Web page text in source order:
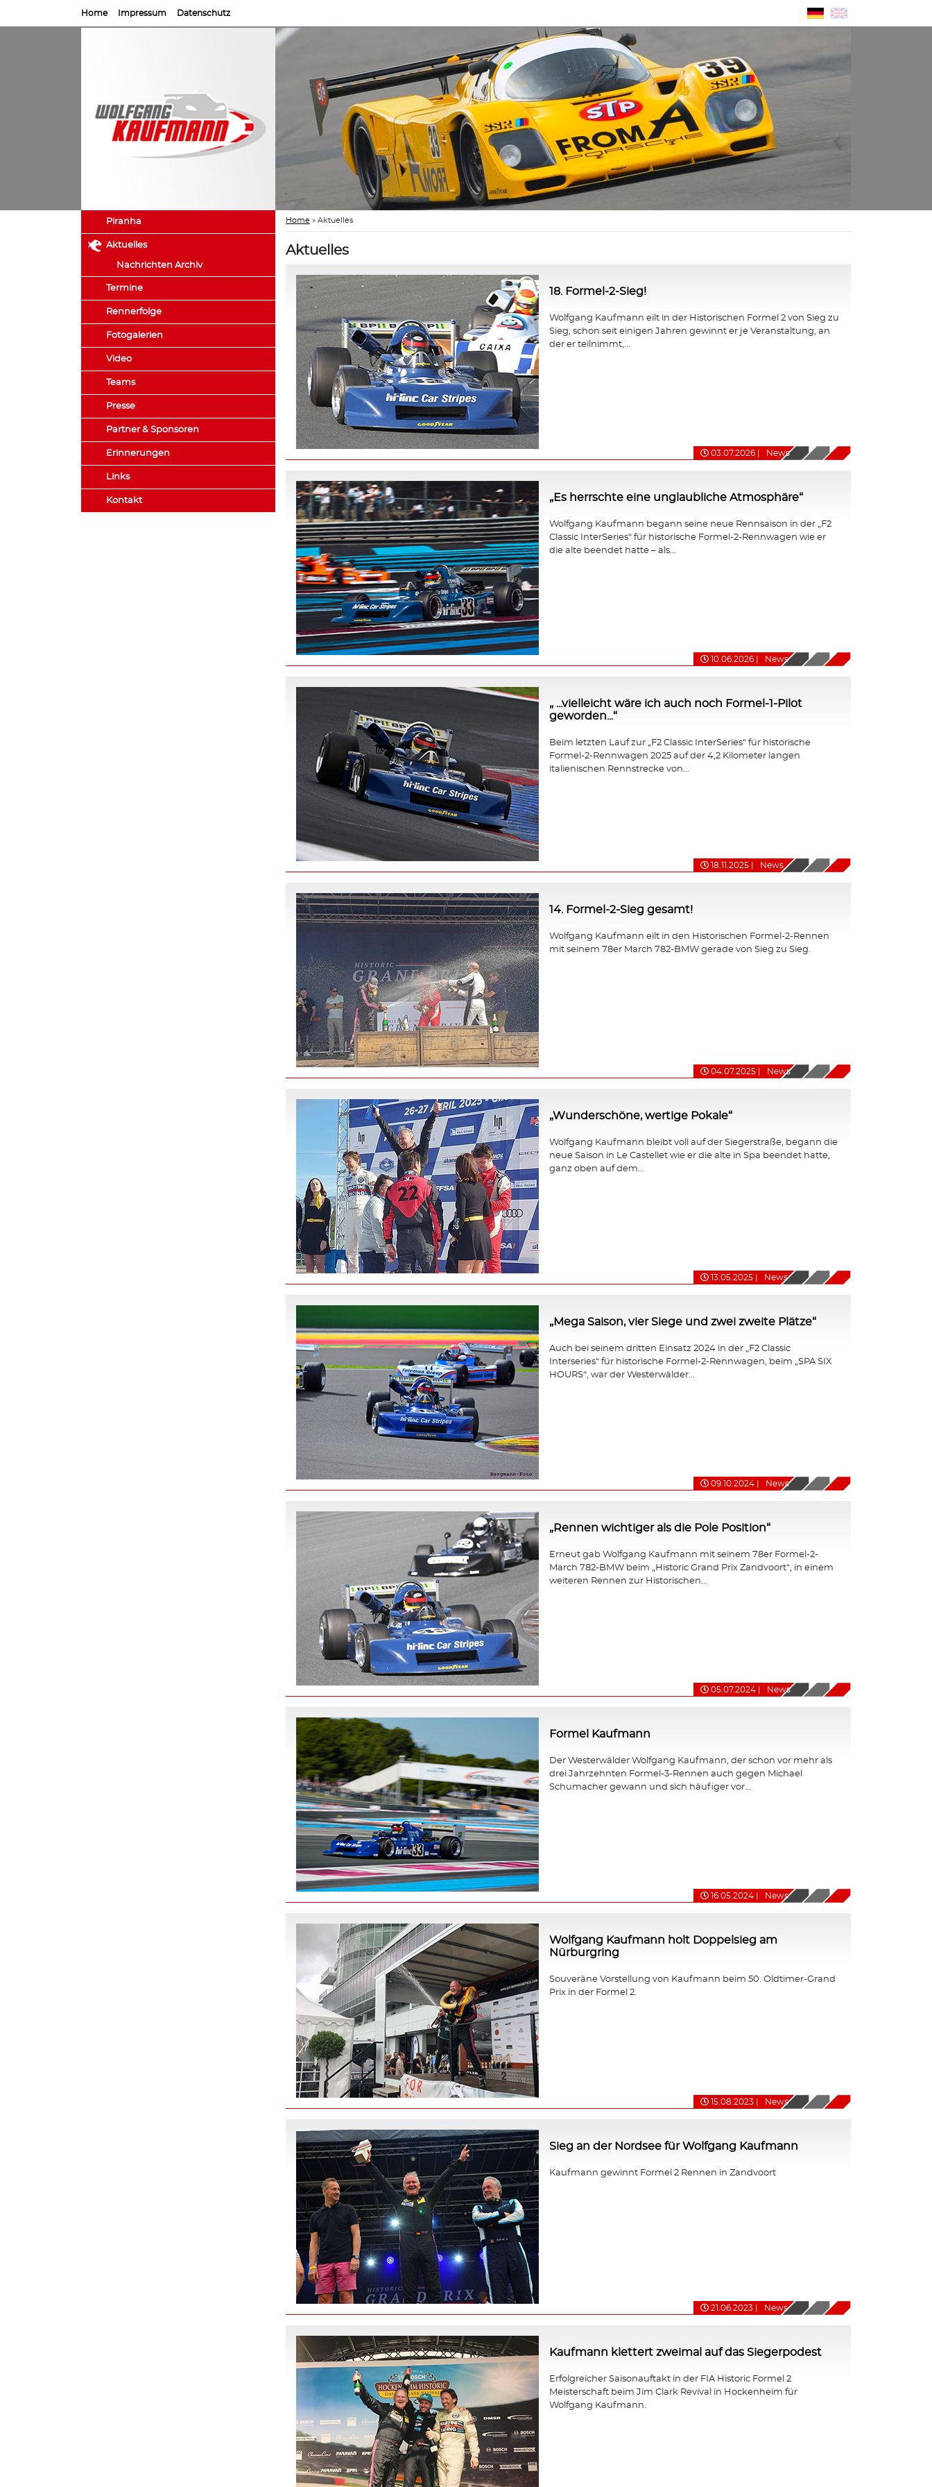
Home Impressum Datenschutz
Piranha
Aktuelles
Nachrichten Archiv
Termine
Rennerfolge
Fotogalerien
Video
Teams
Presse
Partner & Sponsoren
Erinnerungen
Links
Kontakt
Home » Aktuelles
Aktuelles
18. Formel-2-Sieg!
Wolfgang Kaufmann eilt in der Historischen Formel 2 von Sieg zu
Sieg, schon seit einigen Jahren gewinnt er je Veranstaltung, an
der er teilnimmt,...
03.07.2026 News
„Es herrschte eine unglaubliche Atmosphäre“
Wolfgang Kaufmann begann seine neue Rennsaison in der „F2
Classic InterSeries“ für historische Formel-2-Rennwagen wie er
die alte beendet hatte – als...
10.06.2026 News
„ ...vielleicht wäre ich auch noch Formel-1-Pilot
geworden...“
Beim letzten Lauf zur „F2 Classic InterSeries“ für historische
Formel-2-Rennwagen 2025 auf der 4,2 Kilometer langen
italienischen Rennstrecke von...
18.11.2025 News
14. Formel-2-Sieg gesamt!
Wolfgang Kaufmann eilt in den Historischen Formel-2-Rennen
mit seinem 78er March 782-BMW gerade von Sieg zu Sieg.
04.07.2025 News
„Wunderschöne, wertige Pokale“
Wolfgang Kaufmann bleibt voll auf der Siegerstraße, begann die
neue Saison in Le Castellet wie er die alte in Spa beendet hatte,
ganz oben auf dem...
13.05.2025 News
„Mega Saison, vier Siege und zwei zweite Plätze“
Auch bei seinem dritten Einsatz 2024 in der „F2 Classic
Interseries“ für historische Formel-2-Rennwagen, beim „SPA SIX
HOURS“, war der Westerwälder...
09.10.2024 News
„Rennen wichtiger als die Pole Position“
Erneut gab Wolfgang Kaufmann mit seinem 78er Formel-2-
March 782-BMW beim „Historic Grand Prix Zandvoort“, in einem
weiteren Rennen zur Historischen...
05.07.2024 News
Formel Kaufmann
Der Westerwälder Wolfgang Kaufmann, der schon vor mehr als
drei Jahrzehnten Formel-3-Rennen auch gegen Michael
Schumacher gewann und sich häufiger vor...
16.05.2024 News
Wolfgang Kaufmann holt Doppelsieg am
Nürburgring
Souveräne Vorstellung von Kaufmann beim 50. Oldtimer-Grand
Prix in der Formel 2.
15.08.2023 News
Sieg an der Nordsee für Wolfgang Kaufmann
Kaufmann gewinnt Formel 2 Rennen in Zandvoort
21.06.2023 News
Kaufmann klettert zweimal auf das Siegerpodest
Erfolgreicher Saisonauftakt in der FIA Historic Formel 2
Meisterschaft beim Jim Clark Revival in Hockenheim für
Wolfgang Kaufmann.